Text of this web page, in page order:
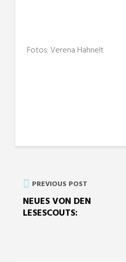
Fotos: Verena Hahnelt
PREVIOUS POST
NEUES VON DEN
LESESCOUTS: